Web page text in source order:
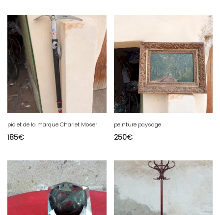
piolet de la marque Charlet Moser
185€
peinture paysage
250€